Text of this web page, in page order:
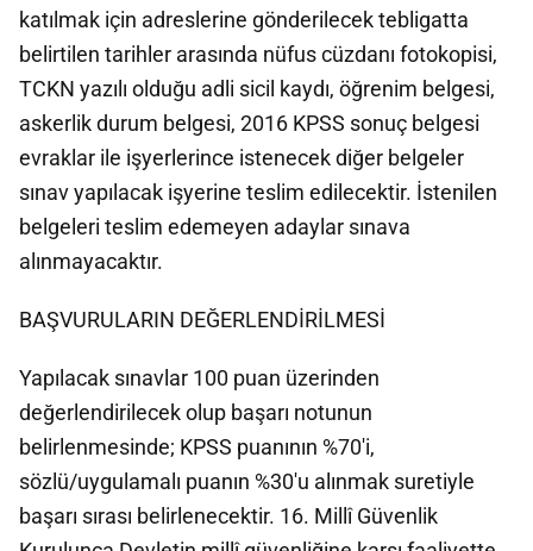
katılmak için adreslerine gönderilecek tebligatta
belirtilen tarihler arasında nüfus cüzdanı fotokopisi,
TCKN yazılı olduğu adli sicil kaydı, öğrenim belgesi,
askerlik durum belgesi, 2016 KPSS sonuç belgesi
evraklar ile işyerlerince istenecek diğer belgeler
sınav yapılacak işyerine teslim edilecektir. İstenilen
belgeleri teslim edemeyen adaylar sınava
alınmayacaktır.
BAŞVURULARIN DEĞERLENDİRİLMESİ
Yapılacak sınavlar 100 puan üzerinden
değerlendirilecek olup başarı notunun
belirlenmesinde; KPSS puanının %70'i,
sözlü/uygulamalı puanın %30'u alınmak suretiyle
başarı sırası belirlenecektir. 16. Millî Güvenlik